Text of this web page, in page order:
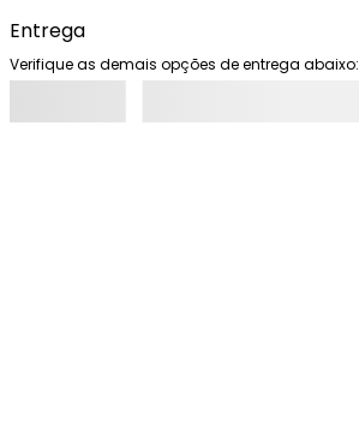
Entrega
Verifique as demais opções de entrega abaixo: